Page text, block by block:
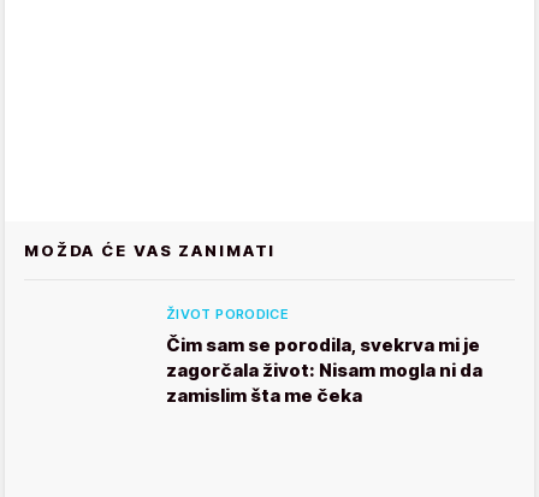
MOŽDA ĆE VAS ZANIMATI
ŽIVOT PORODICE
Čim sam se porodila, svekrva mi je
zagorčala život: Nisam mogla ni da
zamislim šta me čeka